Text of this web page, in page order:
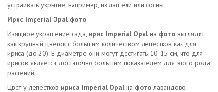
устраивать укрытие, например, из лап ели или сосны.
Ирис Imperial Opal фото
Изящное украшение сада, ирис Imperial Opalна фото выглядит
как крупный цветок с большим количеством лепестков как для
ириса (до 20). В диаметре они могут достигать 10-15 см, что для
ирисов является достаточно большим показателем для этого рода
растений.
Цвет у лепестков ириса Imperial Opalна фото лавандово-